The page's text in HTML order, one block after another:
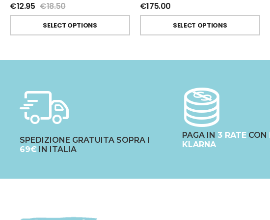
€12.95 €18.50
SELECT OPTIONS
€175.00
SELECT OPTIONS
SPEDIZIONE GRATUITA SOPRA I
69€ IN ITALIA
PAGA IN 3 RATE CON
KLARNA